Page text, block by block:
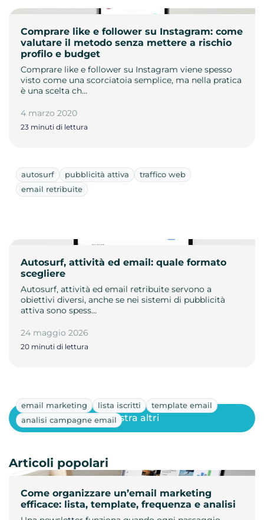
Comprare like e follower su Instagram: come
valutare il metodo senza mettere a rischio
profilo e budget
Comprare like e follower su Instagram viene spesso
visto come una scorciatoia semplice, ma nella pratica
è una scelta ch…
4 marzo 2020
23 minuti di lettura
autosurf pubblicità attiva
traffico web
email retribuite
Autosurf, attività ed email: quale formato
scegliere
Autosurf, attività ed email retribuite servono a
obiettivi diversi, anche se nei sistemi di pubblicità
attiva sono spess…
24 maggio 2026
20 minuti di lettura
email marketing lista iscritti
template email
analisi campagne email
Come organizzare un’email marketing
efficace: lista, template, frequenza e analisi
Mostra altri
Articoli popolari